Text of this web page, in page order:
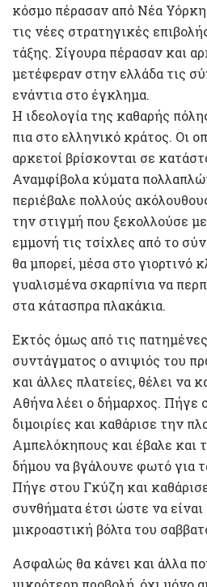
κόσμο πέρασαν από Νέα Υόρκη
τις νέες στρατηγικές
τάξης. Σίγουρα πέρασαν και
μετέφεραν στην ελλάδα τις
ενάντια στο έγκλημα.
Η ιδεολογία της καθαρής
πια στο ελληνικό κράτος. Οι
αρκετοί βρίσκονται σε
Αναμφίβολα κύματα
περιέβαλε πολλούς
την στιγμή που ξεκολλούσε
εμμονή τις τσίχλες από το
θα μπορεί, μέσα στο γιορτινό
γυαλισμένα σκαρπίνια να
στα κάτασπρα πλακάκια.
Εκτός όμως από τις
συντάγματος ο ανιψιός του
και άλλες πλατείες, θέλει να
Αθήνα λέει ο δήμαρχος. Πήγε
διμοιρίες και καθάρισε την
Αμπελόκηπους και έβαλε και
δήμου να βγάλουνε φωτό για
Πήγε στου Γκύζη και
συνθήματα έτσι ώστε να
μικροαστική βόλτα του
Ασφαλώς θα κάνει και άλλα